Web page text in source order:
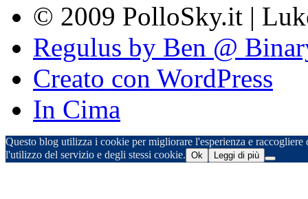
© 2009 PolloSky.it |
Regulus by Ben @
Creato con WordPress
In Cima
Questo blog utilizza i cookie per migliorare l'esperienza e
l'utilizzo del servizio e degli stessi cookie. Ok Leggi di più